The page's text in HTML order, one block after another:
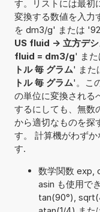
す。リストには最初
変換する数値を入
を dm3/g' または
US fluid -> 立方デ
fluid = dm3/g' ま
トル 毎 グラム' また
トル 毎 グラム'。こ
の単位に変換される
するにしても、無数
から適切なものを探
す。 計算機がわず
す.
数学関数 exp,
asin も使用で
tan(90°),